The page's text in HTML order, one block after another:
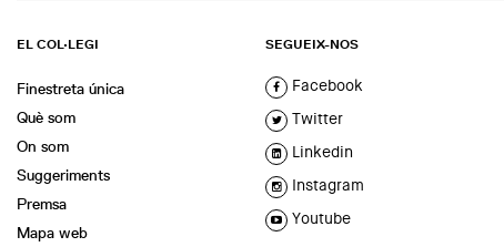
EL COL·LEGI
Finestreta única
Què som
On som
Suggeriments
Premsa
Mapa web
SEGUEIX-NOS
Facebook
Twitter
Linkedin
Instagram
Youtube